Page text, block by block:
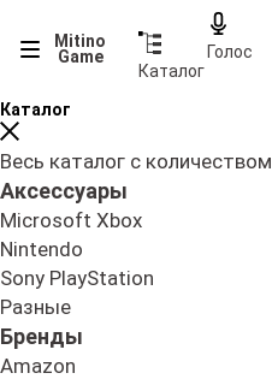
Mitino
Game
Каталог
Голос
Каталог
Весь каталог с количеством
Аксессуары
Microsoft Xbox
Nintendo
Sony PlayStation
Разные
Бренды
Amazon